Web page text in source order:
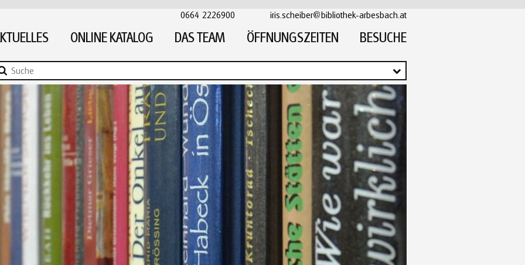
0664 2226900 iris.scheiber@bibliothek-arbesbach.at
ONLINE KATALOG DAS TEAM ÖFFNUNGSZEITEN BESUCHE
